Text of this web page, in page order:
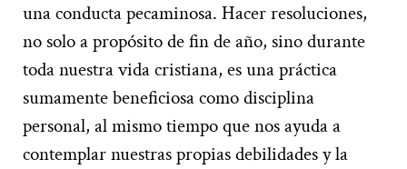
una conducta pecaminosa. Hacer resoluciones,
no solo a propósito de fin de año, sino durante
toda nuestra vida cristiana, es una práctica
sumamente beneficiosa como disciplina
personal, al mismo tiempo que nos ayuda a
contemplar nuestras propias debilidades y la